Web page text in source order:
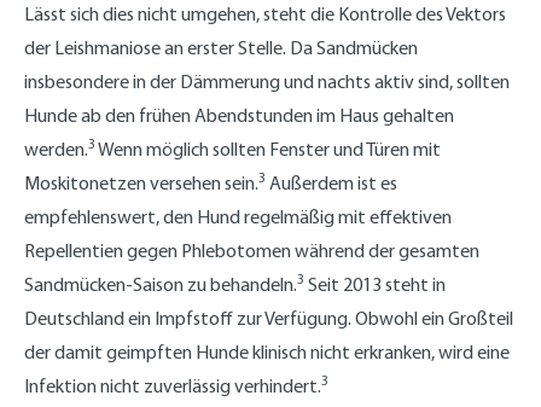
Lässt sich dies nicht umgehen, steht die Kontrolle des Vektors
der Leishmaniose an erster Stelle. Da Sandmücken
insbesondere in der Dämmerung und nachts aktiv sind, sollten
Hunde ab den frühen Abendstunden im Haus gehalten
werden.3 Wenn möglich sollten Fenster und Türen mit
Moskitonetzen versehen sein.3 Außerdem ist es
empfehlenswert, den Hund regelmäßig mit effektiven
Repellentien gegen Phlebotomen während der gesamten
Sandmücken-Saison zu behandeln.3 Seit 2013 steht in
Deutschland ein Impfstoff zur Verfügung. Obwohl ein Großteil
der damit geimpften Hunde klinisch nicht erkranken, wird eine
Infektion nicht zuverlässig verhindert.3